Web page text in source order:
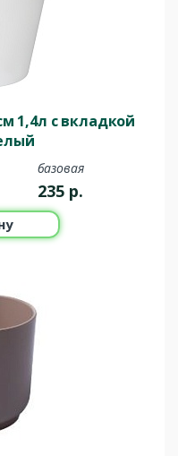
1,4л с вкладкой
базовая
235 р.